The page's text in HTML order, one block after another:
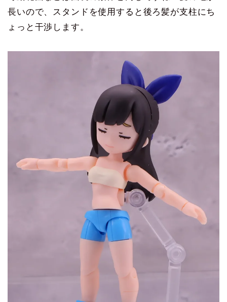
長いので、スタンドを使用すると後ろ髪が支柱にち
ょっと干渉します。